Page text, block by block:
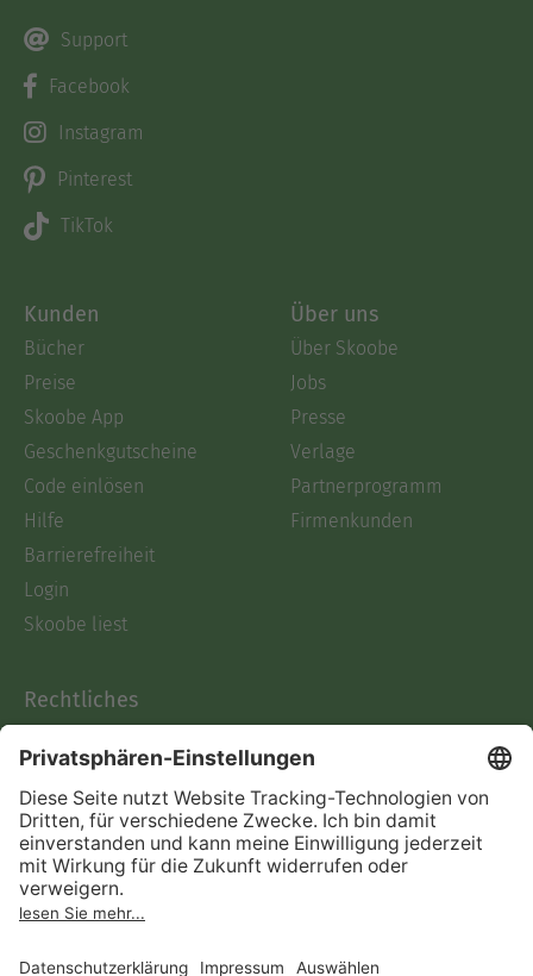
Support
Facebook
Instagram
Pinterest
TikTok
Kunden
Bücher
Preise
Skoobe App
Geschenkgutscheine
Code einlösen
Hilfe
Barrierefreiheit
Login
Skoobe liest
Über uns
Über Skoobe
Jobs
Presse
Verlage
Partnerprogramm
Firmenkunden
Rechtliches
AGB
Informationen nach Data
Act
Verträge hier kündigen
Impressum